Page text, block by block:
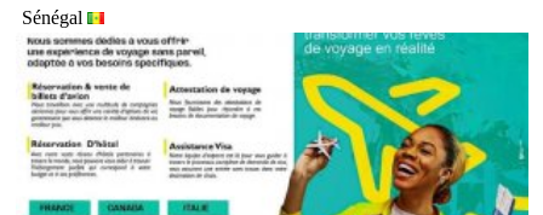
Sénégal